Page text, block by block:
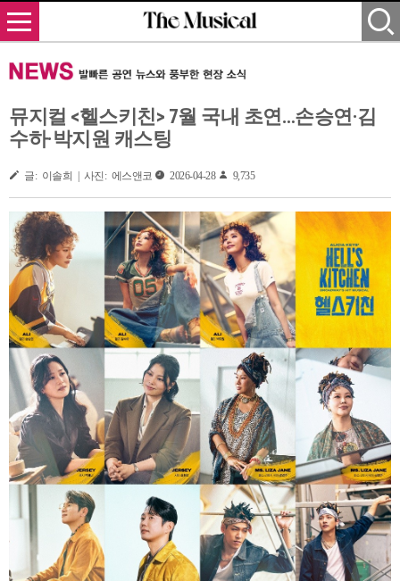
뮤지컬 <헬스키친> 7월 국내 초연…손승연·김
수하·박지원 캐스팅
글: 이솔희 | 사진: 에스앤코 2026-04-28 9,735